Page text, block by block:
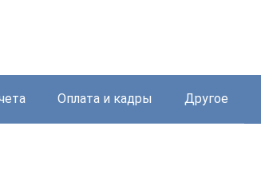
Оплата и кадры Другое